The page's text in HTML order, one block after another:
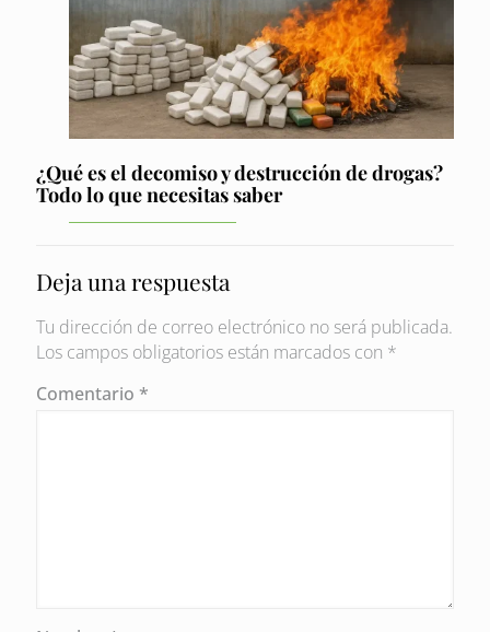
¿Qué es el decomiso y destrucción de drogas?
Todo lo que necesitas saber
Deja una respuesta
Tu dirección de correo electrónico no será publicada.
Los campos obligatorios están marcados con *
Comentario *